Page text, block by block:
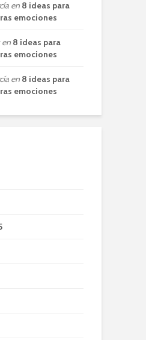
en 8 ideas para
emociones
en 8 ideas para
emociones
en 8 ideas para
emociones